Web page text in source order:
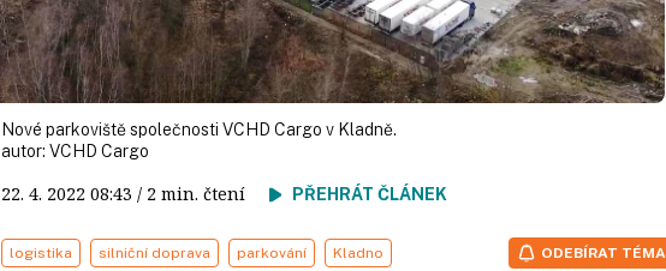
Nové parkoviště společnosti VCHD Cargo v Kladně.
autor: VCHD Cargo
22. 4. 2022 08:43 / 2 min. čtení PŘEHRÁT ČLÁNEK
logistika silniční doprava parkování Kladno ODEBÍRAT TÉMA